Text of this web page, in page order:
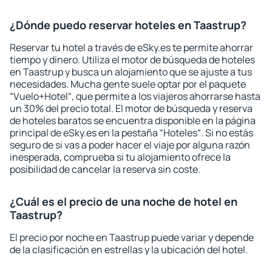
¿Dónde puedo reservar hoteles en Taastrup?
Reservar tu hotel a través de eSky.es te permite ahorrar
tiempo y dinero. Utiliza el motor de búsqueda de hoteles
en Taastrup y busca un alojamiento que se ajuste a tus
necesidades. Mucha gente suele optar por el paquete
“Vuelo+Hotel“, que permite a los viajeros ahorrarse hasta
un 30% del precio total. El motor de búsqueda y reserva
de hoteles baratos se encuentra disponible en la página
principal de eSky.es en la pestaña “Hoteles“. Si no estás
seguro de si vas a poder hacer el viaje por alguna razón
inesperada, comprueba si tu alojamiento ofrece la
posibilidad de cancelar la reserva sin coste.
¿Cuál es el precio de una noche de hotel en
Taastrup?
El precio por noche en Taastrup puede variar y depende
de la clasificación en estrellas y la ubicación del hotel.